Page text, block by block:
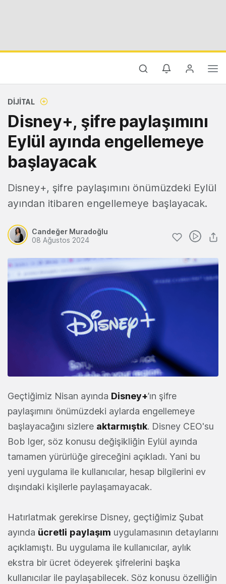
DIJITAL
Disney+, şifre paylaşımını
Eylül ayında engellemeye
başlayacak
Disney+, şifre paylaşımını önümüzdeki Eylül
ayından itibaren engellemeye başlayacak.
Candeğer Muradoğlu
08 Ağustos 2024
Geçtiğimiz Nisan ayında Disney+’ın şifre
paylaşımını önümüzdeki aylarda engellemeye
başlayacağını sizlere aktarmıştık. Disney CEO'su
Bob Iger, söz konusu değişikliğin Eylül ayında
tamamen yürürlüğe gireceğini açıkladı. Yani bu
yeni uygulama ile kullanıcılar, hesap bilgilerini ev
dışındaki kişilerle paylaşamayacak.
Hatırlatmak gerekirse Disney, geçtiğimiz Şubat
ayında ücretli paylaşım uygulamasının detaylarını
açıklamıştı. Bu uygulama ile kullanıcılar, aylık
ekstra bir ücret ödeyerek şifrelerini başka
kullanıcılar ile paylaşabilecek. Söz konusu özelliğin